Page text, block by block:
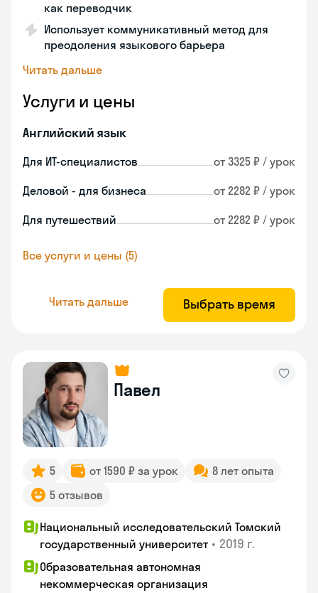
как переводчик
Использует коммуникативный метод для
преодоления языкового барьера
Читать дальше
Услуги и цены
Английский язык
Для ИТ-специалистов от 3325 ₽ / урок
Деловой - для бизнеса от 2282 ₽ / урок
Для путешествий от 2282 ₽ / урок
Все услуги и цены (5)
Читать дальше Выбрать время
Павел
5 от 1590 ₽ за урок
8 лет опыта
5 отзывов
Национальный исследовательский Томский
государственный университет • 2019 г.
Образовательная автономная
некоммерческая организация